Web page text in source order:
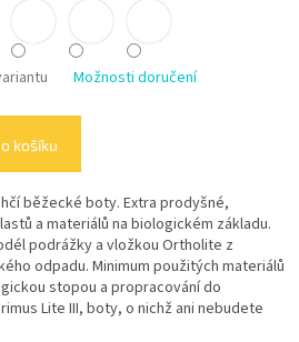
Možnosti doručení
košíku
běžecké boty. Extra prodyšné,
a materiálů na biologickém základu.
podrážky a vložkou Ortholite z
odpadu. Minimum použitých materiálů
stopou a propracování do
Lite III, boty, o nichž ani nebudete